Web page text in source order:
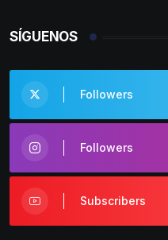
SÍGUENOS
Followers
Followers
Subscribers